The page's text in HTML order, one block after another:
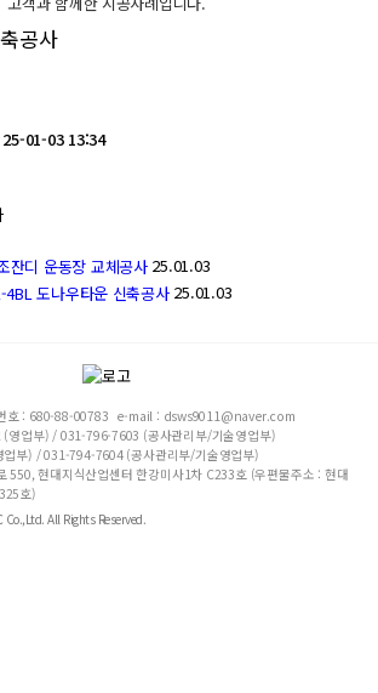
공사
01-03 13:34
잔디 운동장 교체공사 25.01.03
4BL 도나우타운 신축공사 25.01.03
호 : 680-88-00783 e-mail : dsws9011@naver.com
업부) / 031-796-7603 (공사관리부/기술영업부)
부) / 031-794-7604 (공사관리부/기술영업부)
550, 현대지식산업센터 한강미사1차 C233호 (우편물주소 : 현대
호)
All Rights Reserved.